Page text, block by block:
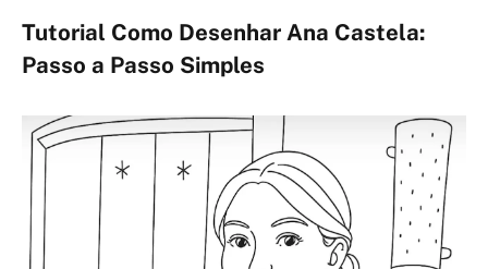
Tutorial Como Desenhar Ana Castela:
Passo a Passo Simples